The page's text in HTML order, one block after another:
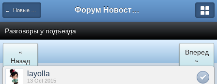
← Новые Водники Форум Новостройки
Разговоры у подъезда
«
Назад
Вперед
»
layolla
13 Oct 2015